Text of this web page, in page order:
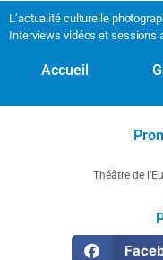
L’actualité culturelle
Interviews vidéos et sessions
Accueil
Théâtre de